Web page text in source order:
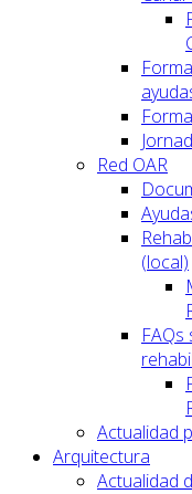
Red OAR
(local)
FAQs
Actualidad
Arquitectura
Actualidad